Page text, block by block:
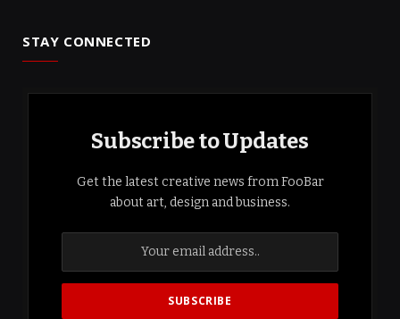
STAY CONNECTED
Subscribe to Updates
Get the latest creative news from FooBar
about art, design and business.